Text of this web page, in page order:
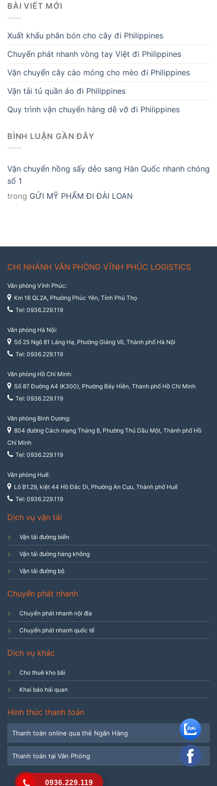
BÀI VIẾT MỚI
Xuất khẩu phân bón cho cây đi Philippines
Chuyển phát nhanh vòng tay Việt đi Philippines
Vận chuyển cây cào móng cho mèo đi Philippines
Vận tải tủ quần áo đi Philippines
Quy trình vận chuyển hàng dễ vỡ đi Philippines
BÌNH LUẬN GẦN ĐÂY
Vận chuyển hồng sấy dẻo sang Hàn Quốc nhanh chóng
số 1
trong GỬI MỸ PHẨM ĐI ĐÀI LOAN
CHI NHÁNH VĂN PHÒNG VĨNH PHÚC LOGISTICS
Văn phòng Vĩnh Phúc:
Km 16 QL2A, Phường Phúc Yên, Tỉnh Phú Thọ
Tel: 0936.229.119
Văn phòng Hà Nội:
Số 25 Ngõ 81 Láng Hạ, Phường Giảng Võ, Thành phố Hà Nội
Tel: 0936.229.119
Văn phòng Hồ Chí Minh:
Số 87 Đường A4 (K300), Phường Bảy Hiền, Thành phố Hồ Chí Minh
Tel: 0936.229.119
Văn phòng Bình Dương:
804 đường Cách mạng Tháng 8, Phường Thủ Dầu Một, Thành phố Hồ
Chí Minh
Tel: 0936.229.119
Văn phòng Huế:
Lô B1.29, kiệt 44 Hồ Đắc Di, Phường An Cựu, Thành phố Huế
Tel: 0936.229.119
Dịch vụ vận tải
Vận tải đường biển
Vận tải đường hàng không
Vận tải đường bộ
Chuyển phát nhanh
Chuyển phát nhanh nội địa
Chuyển phát nhanh quốc tế
Dịch vụ khác
Cho thuê kho bãi
Khai báo hải quan
Hình thức thanh toán
Thanh toán online qua thẻ Ngân Hàng
Thanh toán tại Văn Phòng
0936.229.119